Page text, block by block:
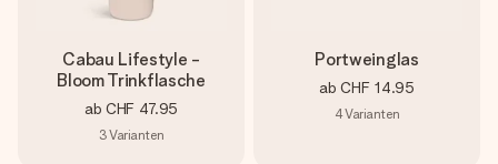
Cabau Lifestyle -
Bloom Trinkflasche
ab CHF 47.95
3Varianten
Portweinglas
ab CHF 14.95
4Varianten